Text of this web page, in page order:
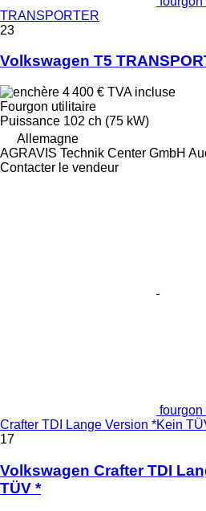
TRANSPORTER
23
Volkswagen T5
4 400 € TVA incluse
Fourgon utilitaire
Puissance 102 ch (75 kW)
Allemagne
AGRAVIS Technik Center GmbH
Contacter le vendeur
fourgon
Crafter TDI Lange Version *Kein
17
Volkswagen Crafter TDI
TÜV *